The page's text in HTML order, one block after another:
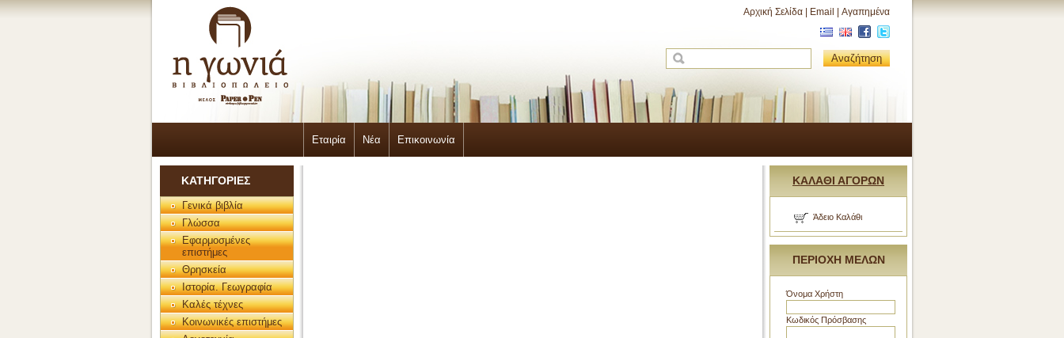
Αρχική Σελίδα Email Αγαπημένα
Αναζήτηση
Εταιρία Νέα Επικοινωνία
ΚΑΤΗΓΟΡΙΕΣ
Γενικά βιβλία
Γλώσσα
Εφαρμοσμένες
επιστήμες
Θρησκεία
Ιστορία. Γεωγραφία
Καλές τέχνες
Κοινωνικές επιστήμες
ΚΑΛΑΘΙ ΑΓΟΡΩΝ
Άδειο Καλάθι
ΠΕΡΙΟΧΗ ΜΕΛΩΝ
Όνομα Χρήστη
Κωδικός Πρόσβασης